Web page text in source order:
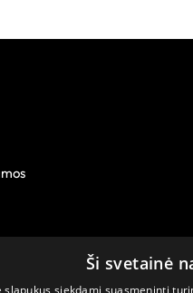
Ši svetainė
slapukus siekdami suasmeninti